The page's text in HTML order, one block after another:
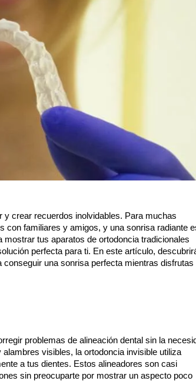
crear recuerdos inolvidables. Para muchas
con familiares y amigos, y una sonrisa radiante
tus aparatos de ortodoncia tradicionales
perfecta para ti. En este artículo,
una sonrisa perfecta mientras disfrutas
problemas de alineación dental sin la
visibles, la ortodoncia invisible utiliza
a tus dientes. Estos alineadores son casi
sin preocuparte por mostrar un aspecto poco